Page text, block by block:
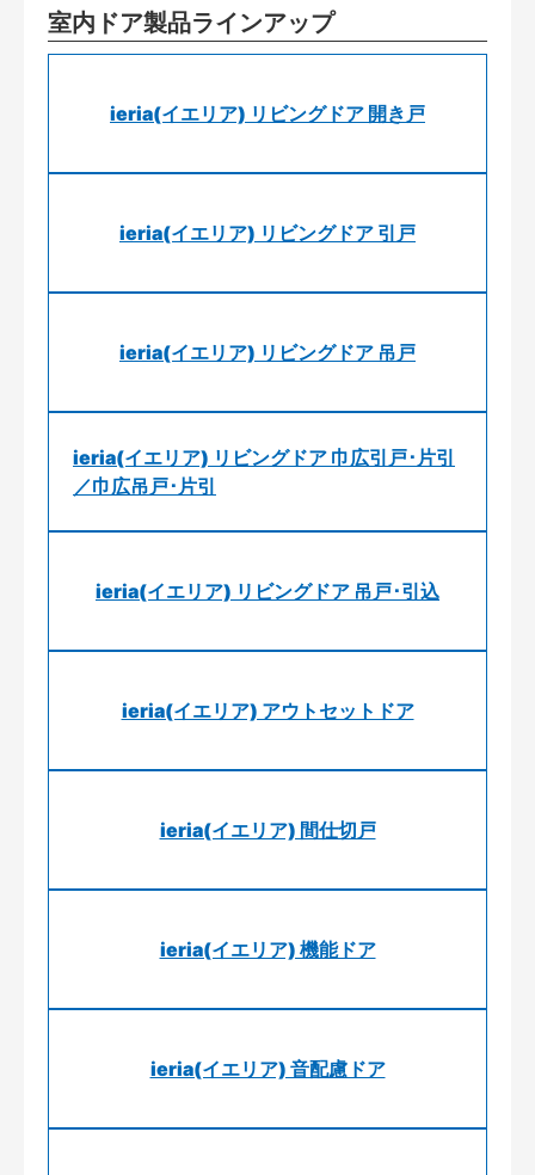
室内ドア製品ラインアップ
ieria(イエリア) リビングドア 開き戸
ieria(イエリア) リビングドア 引戸
ieria(イエリア) リビングドア 吊戸
ieria(イエリア) リビングドア 巾広引戸･片引
／巾広吊戸･片引
ieria(イエリア) リビングドア 吊戸･引込
ieria(イエリア) アウトセットドア
ieria(イエリア) 間仕切戸
ieria(イエリア) 機能ドア
ieria(イエリア) 音配慮ドア